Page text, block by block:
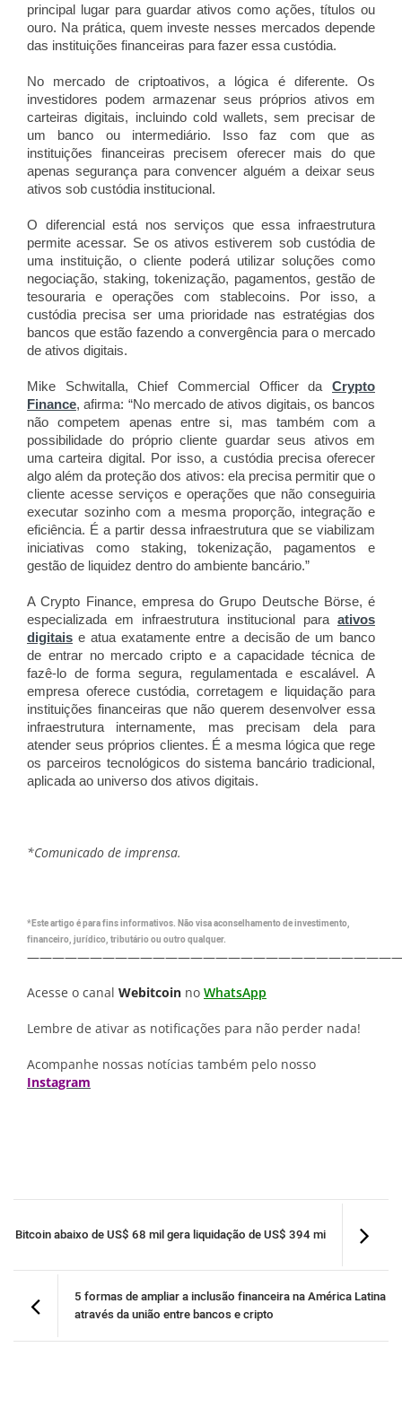
principal lugar para guardar ativos como ações, títulos ou
ouro. Na prática, quem investe nesses mercados depende
das instituições financeiras para fazer essa custódia.
No mercado de criptoativos, a lógica é diferente. Os
investidores podem armazenar seus próprios ativos em
carteiras digitais, incluindo cold wallets, sem precisar de
um banco ou intermediário. Isso faz com que as
instituições financeiras precisem oferecer mais do que
apenas segurança para convencer alguém a deixar seus
ativos sob custódia institucional.
O diferencial está nos serviços que essa infraestrutura
permite acessar. Se os ativos estiverem sob custódia de
uma instituição, o cliente poderá utilizar soluções como
negociação, staking, tokenização, pagamentos, gestão de
tesouraria e operações com stablecoins. Por isso, a
custódia precisa ser uma prioridade nas estratégias dos
bancos que estão fazendo a convergência para o mercado
de ativos digitais.
Mike Schwitalla, Chief Commercial Officer da Crypto
Finance, afirma: “No mercado de ativos digitais, os bancos
não competem apenas entre si, mas também com a
possibilidade do próprio cliente guardar seus ativos em
uma carteira digital. Por isso, a custódia precisa oferecer
algo além da proteção dos ativos: ela precisa permitir que o
cliente acesse serviços e operações que não conseguiria
executar sozinho com a mesma proporção, integração e
eficiência. É a partir dessa infraestrutura que se viabilizam
iniciativas como staking, tokenização, pagamentos e
gestão de liquidez dentro do ambiente bancário.”
A Crypto Finance, empresa do Grupo Deutsche Börse, é
especializada em infraestrutura institucional para ativos
digitais e atua exatamente entre a decisão de um banco
de entrar no mercado cripto e a capacidade técnica de
fazê-lo de forma segura, regulamentada e escalável. A
empresa oferece custódia, corretagem e liquidação para
instituições financeiras que não querem desenvolver essa
infraestrutura internamente, mas precisam dela para
atender seus próprios clientes. É a mesma lógica que rege
os parceiros tecnológicos do sistema bancário tradicional,
aplicada ao universo dos ativos digitais.
*Comunicado de imprensa.
*Este artigo é para fins informativos. Não visa aconselhamento de investimento,
financeiro, jurídico, tributário ou outro qualquer.
Acesse o canal Webitcoin no WhatsApp
Lembre de ativar as notificações para não perder nada!
Acompanhe nossas notícias também pelo nosso
Instagram
Bitcoin abaixo de US$ 68 mil gera liquidação de US$ 394 mi
5 formas de ampliar a inclusão financeira na América Latina
através da união entre bancos e cripto